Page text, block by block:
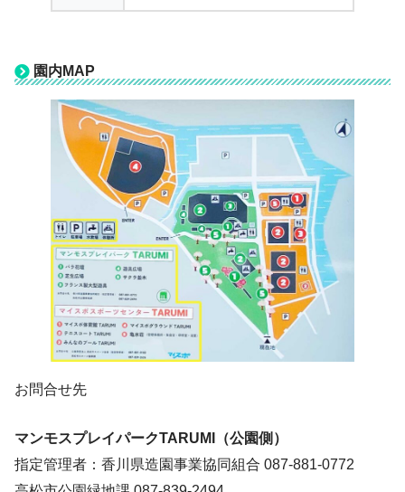
園内MAP
お問合せ先
マンモスプレイパークTARUMI（公園側）
指定管理者：香川県造園事業協同組合 087-881-0772